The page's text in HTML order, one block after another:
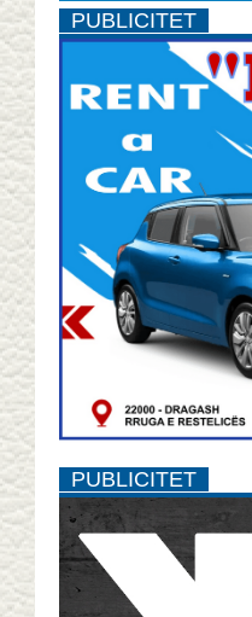
PUBLICITET
PUBLICITET